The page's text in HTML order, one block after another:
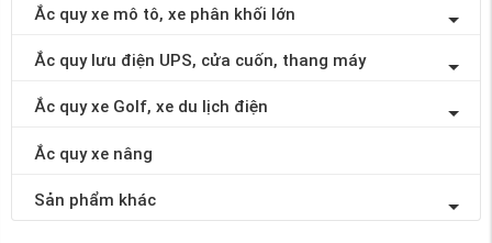
Ắc quy xe mô tô, xe phân khối lớn
Ắc quy lưu điện UPS, cửa cuốn, thang máy
Ắc quy xe Golf, xe du lịch điện
Ắc quy xe nâng
Sản phẩm khác